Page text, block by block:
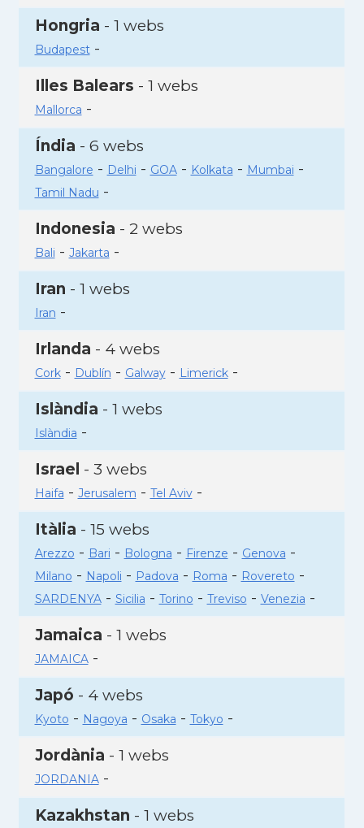
Hongria - 1 webs
Budapest-
Illes Balears - 1 webs
Mallorca -
Índia - 6 webs
Bangalore - Delhi - GOA- Kolkata - Mumbai -
Tamil Nadu -
Indonesia - 2 webs
Bali - Jakarta -
Iran - 1 webs
Iran -
Irlanda - 4 webs
Cork- Dublín - Galway- Limerick-
Islàndia - 1 webs
Islàndia -
Israel - 3 webs
Haifa - Jerusalem - Tel Aviv-
Itàlia - 15 webs
Arezzo - Bari - Bologna - Firenze - Genova -
Milano - Napoli - Padova - Roma - Rovereto -
SARDENYA- Sicilia - Torino - Treviso - Venezia -
Jamaica - 1 webs
JAMAICA-
Japó - 4 webs
Kyoto - Nagoya - Osaka - Tokyo -
Jordània - 1 webs
JORDANIA-
Kazakhstan - 1 webs